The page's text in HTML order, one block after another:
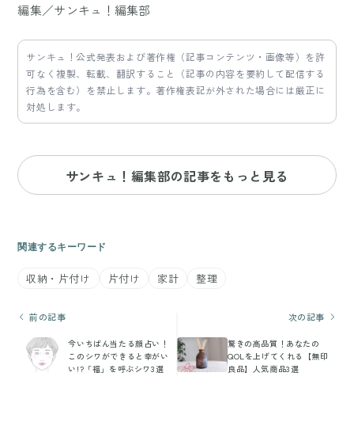
編集／サンキュ！編集部
サンキュ！公式発表および著作権（記事コンテンツ・画像等）を許
可なく複製、転載、翻訳すること（記事の内容を要約して配信する
行為を含む）を禁止します。著作権表記が外された場合には厳正に
対処します。
サンキュ！編集部の記事をもっと見る
関連するキーワード
収納・片付け 片付け 家計 整理
前の記事
今いちばん当たる顔占い！
このシワができると幸がい
い!?「福」を呼ぶシワ3選
次の記事
驚きの高品質！あなたの
QOLを上げてくれる【無印
良品】人気商品3選